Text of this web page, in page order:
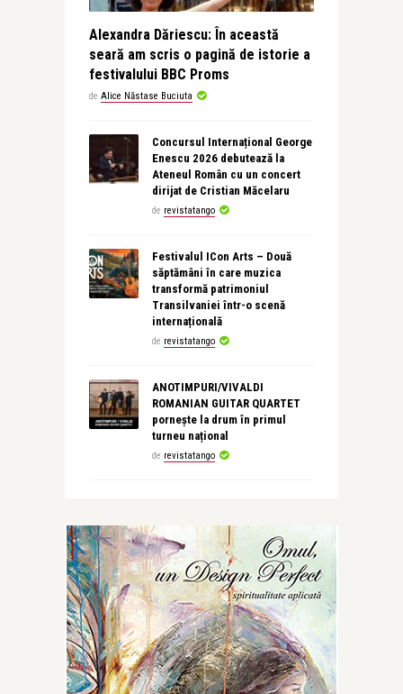
Alexandra Dăriescu: În această
seară am scris o pagină de istorie a
festivalului BBC Proms
de Alice Năstase Buciuta
Concursul Internațional George
Enescu 2026 debutează la
Ateneul Român cu un concert
dirijat de Cristian Măcelaru
de revistatango
Festivalul ICon Arts – Două
săptămâni în care muzica
transformă patrimoniul
Transilvaniei într-o scenă
internațională
de revistatango
ANOTIMPURI/VIVALDI
ROMANIAN GUITAR QUARTET
pornește la drum în primul
turneu național
de revistatango